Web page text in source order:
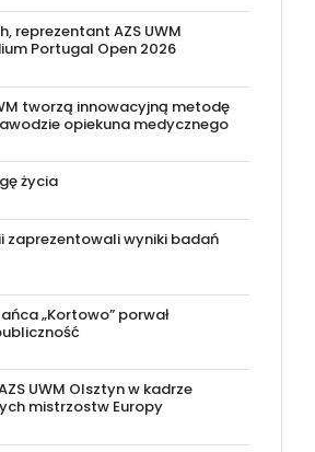
reprezentant AZS UWM
Portugal Open 2026
tworzą innowacyjną metodę
opiekuna medycznego
życia
zaprezentowali wyniki badań
„Kortowo” porwał
UWM Olsztyn w kadrze
mistrzostw Europy